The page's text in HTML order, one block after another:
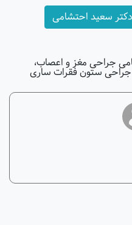
سعید احتشامی
جراحی مغز و اعصاب،
ستون فقرات ساری